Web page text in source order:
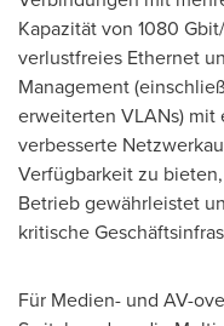
Kapazität von 1080
verlustfreies Ethernet
Management
erweiterten VLANs) mit
verbesserte
Verfügbarkeit zu
Betrieb gewährleistet
kritische
Für Medien- und AV-